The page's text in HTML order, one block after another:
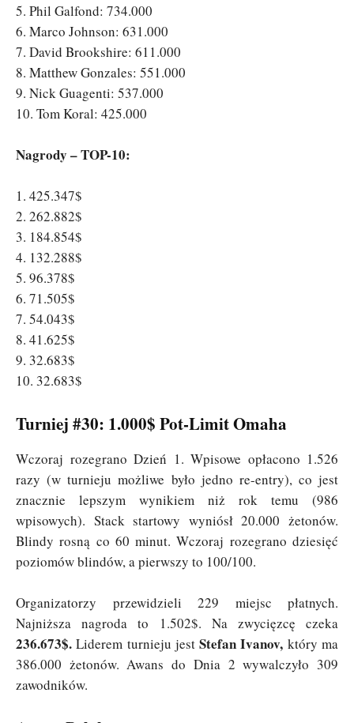
5. Phil Galfond: 734.000
6. Marco Johnson: 631.000
7. David Brookshire: 611.000
8. Matthew Gonzales: 551.000
9. Nick Guagenti: 537.000
10. Tom Koral: 425.000
Nagrody – TOP-10:
1. 425.347$
2. 262.882$
3. 184.854$
4. 132.288$
5. 96.378$
6. 71.505$
7. 54.043$
8. 41.625$
9. 32.683$
10. 32.683$
Turniej #30: 1.000$ Pot-Limit Omaha
Wczoraj rozegrano Dzień 1. Wpisowe opłacono 1.526
razy (w turnieju możliwe było jedno re-entry), co jest
znacznie lepszym wynikiem niż rok temu (986
wpisowych). Stack startowy wyniósł 20.000 żetonów.
Blindy rosną co 60 minut. Wczoraj rozegrano dziesięć
poziomów blindów, a pierwszy to 100/100.
Organizatorzy przewidzieli 229 miejsc płatnych.
Najniższa nagroda to 1.502$. Na zwycięzcę czeka
236.673$. Liderem turnieju jestStefan Ivanov, który ma
386.000 żetonów. Awans do Dnia 2 wywalczyło 309
zawodników.